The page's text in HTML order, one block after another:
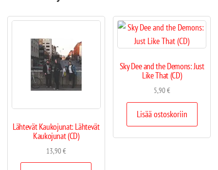
Lähtevät Kaukojunat: Lähtevät
Kaukojunat (CD)
13,90€
Sky Dee and the Demons: Just
Like That (CD)
5,90€
Lisää ostoskoriin